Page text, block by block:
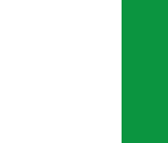
하면
하면
하면
04-3
하면